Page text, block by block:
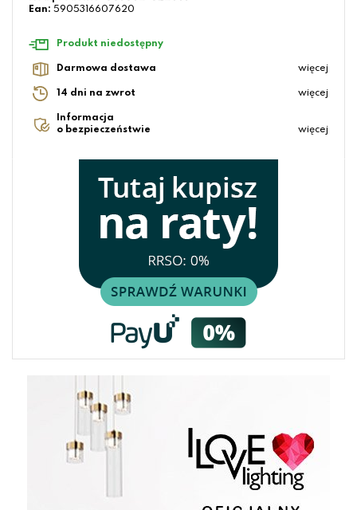
Ean: 5905316607620
Produkt niedostępny
Darmowa dostawa więcej
14 dni na zwrot więcej
Informacja
o bezpieczeństwie
więcej